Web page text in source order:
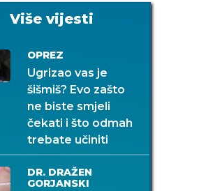
Više vijesti
OPREZ
Ugrizao vas je
šišmiš? Evo zašto
ne biste smjeli
čekati i što odmah
trebate učiniti
DR. DRAŽEN
GORJANSKI